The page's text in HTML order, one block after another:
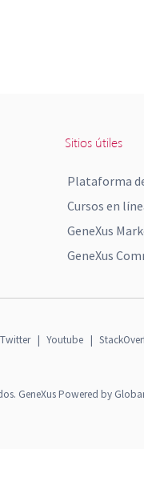
Sitios útiles
Plataforma
Cursos en
GeneXus
GeneXus
Twitter | Youtube |
GeneXus Powered by